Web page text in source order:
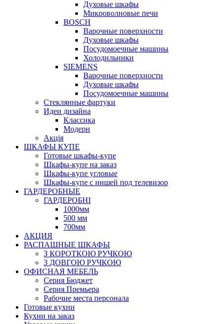
Духовые шкафы
Микроволновые печи
BOSCH
Варочные поверхности
Духовые шкафы
Посудомоечные машины
Холодильники
SIEMENS
Варочные поверхности
Духовые шкафы
Посудомоечные машины
Стеклянные фартуки
Идеи дизайна
Класcика
Модерн
Акція
ШКАФЫ КУПЕ
Готовые шкафы-купе
Шкафы-купе на заказ
Шкафы-купе угловые
Шкафы-купе с нишей под телевизор
ГАРДЕРОБНЫЕ
ГАРДЕРОБНІ
1000мм
500 мм
700мм
АКЦИЯ
РАСПАШНЫЕ ШКАФЫ
З КОРОТКОЮ РУЧКОЮ
З ДОВГОЮ РУЧКОЮ
ОФИСНАЯ МЕБЕЛЬ
Серия Бюджет
Серия Премьера
Рабочие места персонала
Готовые кухни
Кухни на заказ